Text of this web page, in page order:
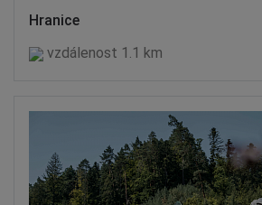
Hranice
vzdálenost 1.1 km